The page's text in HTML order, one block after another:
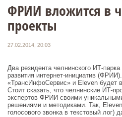
ФРИИ вложится в
проекты
27.02.2014, 20:03
Два резидента челнинского ИТ-
развития интернет-инициатив
«ТрансИнфоСервис» и Eleven будет
Стоит сказать, что челнинские ИТ-
экспертов ФРИИ своими
решениями и методиками. Так,
голосового звонка в текстовый лог)